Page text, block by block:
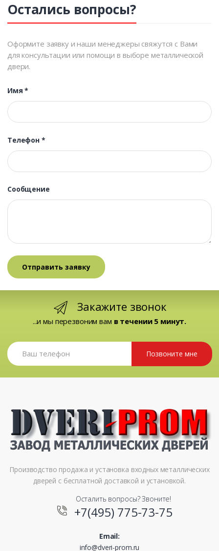
Остались вопросы?
Оформите заявку и наши менеджеры свяжутся с Вами
для консультации или помощи в выборе металлической
двери.
Имя*
Телефон *
Сообщение
Закажите звонок
...и мы перезвоним вам в течении 5 минут.
Позвоните мне
Производство продажа и установка входных металлических
дверей с бесплатной доставкой и установкой.
Осталить вопросы? Звоните!
+7(495) 775-73-75
Email:
info@dveri-prom.ru